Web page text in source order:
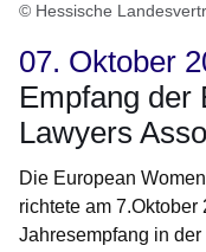
© Hessische
07. Oktober
Empfang der
Lawyers
Die European
richtete am
Jahresempfang in